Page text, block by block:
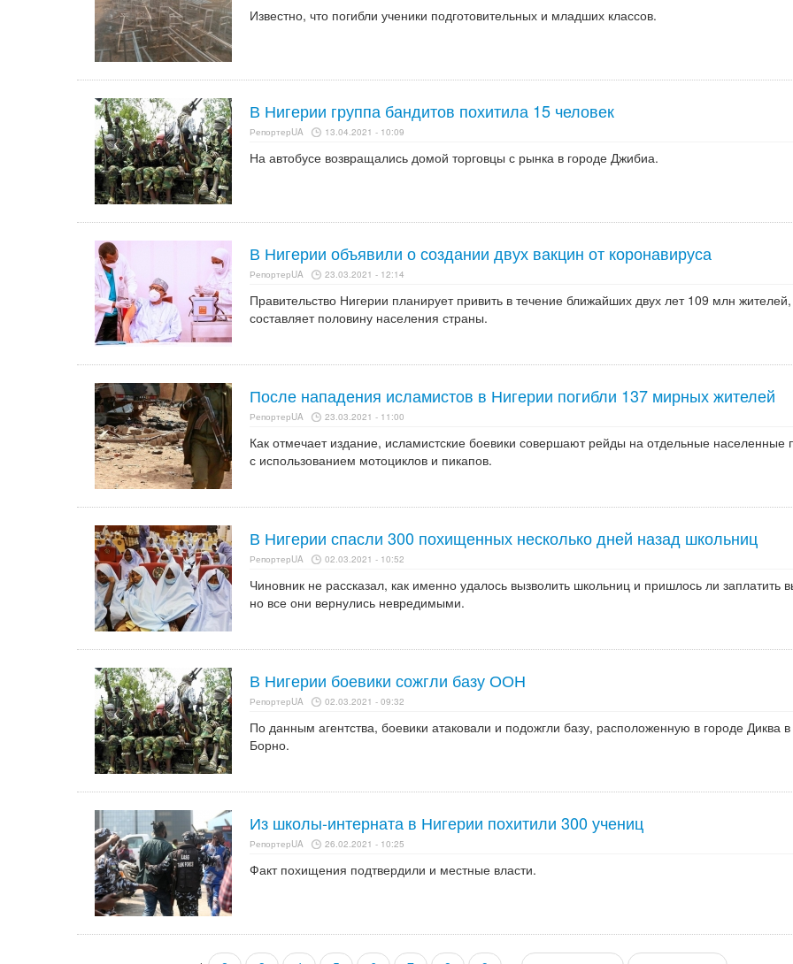
Известно, что погибли ученики подготовительных и младших классов.
В Нигерии группа бандитов похитила 15 человек
РепортерUA 13.04.2021 - 10:09
На автобусе возвращались домой торговцы с рынка в городе Джибиа.
В Нигерии объявили о создании двух вакцин от коронавируса
РепортерUA 23.03.2021 - 12:14
Правительство Нигерии планирует привить в течение ближайших двух лет 109 млн жителей,
составляет половину населения страны.
После нападения исламистов в Нигерии погибли 137 мирных жителей
РепортерUA 23.03.2021 - 11:00
Как отмечает издание, исламистские боевики совершают рейды на отдельные населенные
с использованием мотоциклов и пикапов.
В Нигерии спасли 300 похищенных несколько дней назад школьниц
РепортерUA 02.03.2021 - 10:52
Чиновник не рассказал, как именно удалось вызволить школьниц и пришлось ли заплатить
но все они вернулись невредимыми.
В Нигерии боевики сожгли базу ООН
РепортерUA 02.03.2021 - 09:32
По данным агентства, боевики атаковали и подожгли базу, расположенную в городе Диква
Борно.
Из школы-интерната в Нигерии похитили 300 учениц
РепортерUA 26.02.2021 - 10:25
Факт похищения подтвердили и местные власти.